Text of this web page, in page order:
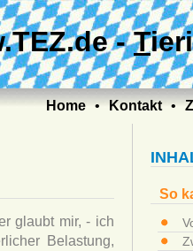
-T
Home • Kontakt •
glaubt mir, - ich
Belastung,
So